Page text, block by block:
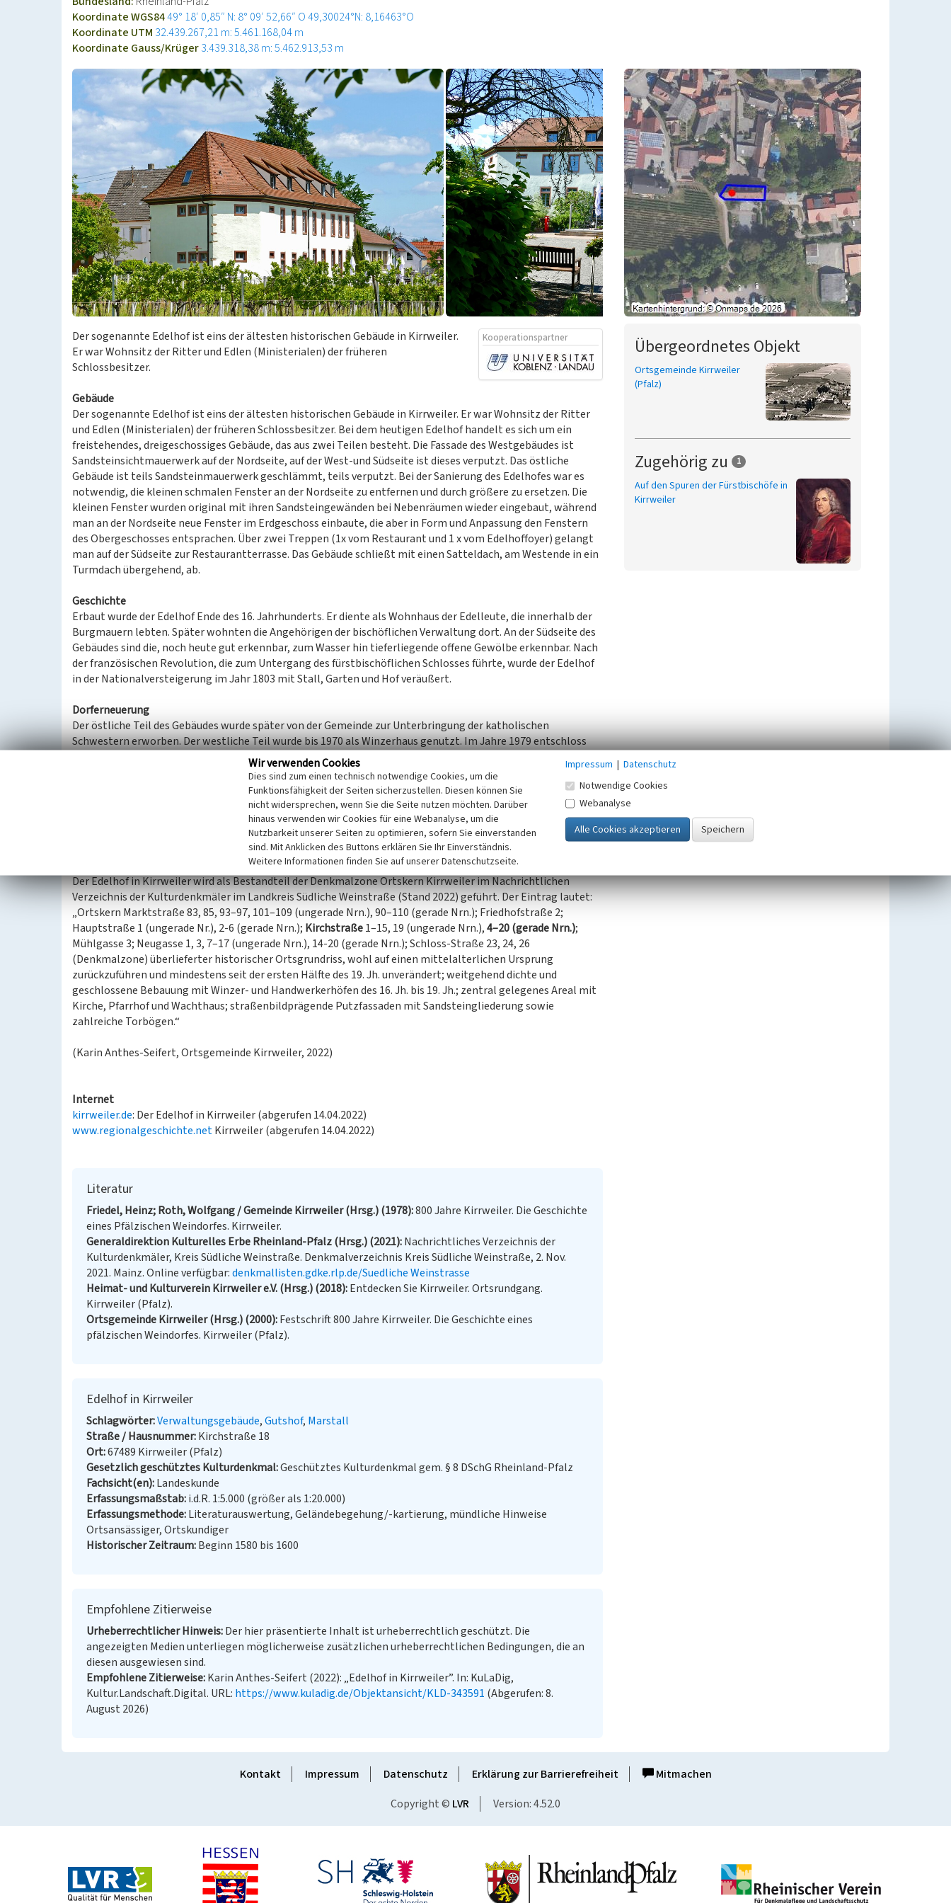
Koordinate WGS8449° 18′ 0,85″ N: 8° 09′ 52,66″ O49,30024°N: 8,16463°O
Koordinate UTM 32.439.267,21 m: 5.461.168,04 m
Koordinate Gauss/Krüger3.439.318,38 m: 5.462.913,53 m
Kooperationspartner
Der sogenannte Edelhof ist eins der ältesten historischen Gebäude in Kirrweiler.
Er war Wohnsitz der Ritter und Edlen (Ministerialen) der früheren
Schlossbesitzer.
Gebäude
Der sogenannte Edelhof ist eins der ältesten historischen Gebäude in Kirrweiler. Er war Wohnsitz der Ritter
und Edlen (Ministerialen) der früheren Schlossbesitzer. Bei dem heutigen Edelhof handelt es sich um ein
freistehendes, dreigeschossiges Gebäude, das aus zwei Teilen besteht. Die Fassade des Westgebäudes ist
Sandsteinsichtmauerwerk auf der Nordseite, auf der West-und Südseite ist dieses verputzt. Das östliche
Gebäude ist teils Sandsteinmauerwerk geschlämmt, teils verputzt. Bei der Sanierung des Edelhofes war es
notwendig, die kleinen schmalen Fenster an der Nordseite zu entfernen und durch größere zu ersetzen. Die
kleinen Fenster wurden original mit ihren Sandsteingewänden bei Nebenräumen wieder eingebaut, während
man an der Nordseite neue Fenster im Erdgeschoss einbaute, die aber in Form und Anpassung den Fenstern
des Obergeschosses entsprachen. Über zwei Treppen (1x vom Restaurant und 1 x vom Edelhoffoyer) gelangt
man auf der Südseite zur Restaurantterrasse. Das Gebäude schließt mit einen Satteldach, am Westende in ein
Turmdach übergehend, ab.
Geschichte
Erbaut wurde der Edelhof Ende des 16. Jahrhunderts. Er diente als Wohnhaus der Edelleute, die innerhalb der
Burgmauern lebten. Später wohnten die Angehörigen der bischöflichen Verwaltung dort. An der Südseite des
Gebäudes sind die, noch heute gut erkennbar, zum Wasser hin tieferliegende offene Gewölbe erkennbar. Nach
der französischen Revolution, die zum Untergang des fürstbischöflichen Schlosses führte, wurde der Edelhof
in der Nationalversteigerung im Jahr 1803 mit Stall, Garten und Hof veräußert.
Dorferneuerung
Der östliche Teil des Gebäudes wurde später von der Gemeinde zur Unterbringung der katholischen
Schwestern erworben. Der westliche Teil wurde bis 1970 als Winzerhaus genutzt. Im Jahre 1979 entschloss
sich die Gemeinde das Gebäude als Dorfgemeinschaftshaus zu nutzen. In der Dorferneuerungsplanung wurde
die Linie zwischen Rathaus, Kirche und Edelhof als Achse der Dorferneuerung genannt. Der Edelhof
beherbergt nach seiner Generalsanierung von 1996-2001 einen Festsaal im Obergeschoss und ein Foyer für
private Feiern, Seminare und kulturelle Veranstaltungen. Im westlichen Erdgeschoss befindet sich ein
Restaurant. Das Dachgeschoss beherbergt die Bücherei und den Raum der Vereine. Der östliche Teil des
Gebäudes dient als Begegnungsstätte der katholischen Kirche.
Der Edelhof in Kirrweiler wird als Bestandteil der Denkmalzone Ortskern Kirrweiler im Nachrichtlichen
Verzeichnis der Kulturdenkmäler im Landkreis Südliche Weinstraße (Stand 2022) geführt. Der Eintrag lautet:
„Ortskern Marktstraße 83, 85, 93–97, 101–109 (ungerade Nrn.), 90–110 (gerade Nrn.); Friedhofstraße 2;
Hauptstraße 1 (ungerade Nr.), 2-6 (gerade Nrn.); Kirchstraße1–15, 19 (ungerade Nrn.),4–20 (gerade Nrn.);
Mühlgasse 3; Neugasse 1, 3, 7–17 (ungerade Nrn.), 14-20 (gerade Nrn.); Schloss-Straße 23, 24, 26
(Denkmalzone) überlieferter historischer Ortsgrundriss, wohl auf einen mittelalterlichen Ursprung
zurückzuführen und mindestens seit der ersten Hälfte des 19. Jh. unverändert; weitgehend dichte und
geschlossene Bebauung mit Winzer- und Handwerkerhöfen des 16. Jh. bis 19. Jh.; zentral gelegenes Areal mit
Kirche, Pfarrhof und Wachthaus; straßenbildprägende Putzfassaden mit Sandsteingliederung sowie
zahlreiche Torbögen.“
(Karin Anthes-Seifert, Ortsgemeinde Kirrweiler, 2022)
Internet
kirrweiler.de: Der Edelhof in Kirrweiler (abgerufen 14.04.2022)
www.regionalgeschichte.netKirrweiler (abgerufen 14.04.2022)
Literatur
Friedel, Heinz; Roth, Wolfgang / Gemeinde Kirrweiler (Hrsg.) (1978) 800 Jahre Kirrweiler. Die Geschichte
eines Pfälzischen Weindorfes. Kirrweiler.
Generaldirektion Kulturelles Erbe Rheinland-Pfalz (Hrsg.) (2021) Nachrichtliches Verzeichnis der
Kulturdenkmäler, Kreis Südliche Weinstraße. Denkmalverzeichnis Kreis Südliche Weinstraße, 2. Nov.
2021. Mainz. Online verfügbar:denkmallisten.gdke.rlp.de/Suedliche Weinstrasse
Heimat- und Kulturverein Kirrweiler e.V. (Hrsg.) (2018) Entdecken Sie Kirrweiler. Ortsrundgang.
Kirrweiler (Pfalz).
Ortsgemeinde Kirrweiler (Hrsg.) (2000) Festschrift 800 Jahre Kirrweiler. Die Geschichte eines
pfälzischen Weindorfes. Kirrweiler (Pfalz).
Edelhof in Kirrweiler
Schlagwörter Verwaltungsgebäude Gutshof Marstall
Straße / Hausnummer Kirchstraße 18
Ort 67489 Kirrweiler (Pfalz)
Gesetzlich geschütztes Kulturdenkmal Geschütztes Kulturdenkmal gem. § 8 DSchG Rheinland-Pfalz
Fachsicht(en) Landeskunde
Erfassungsmaßstab i.d.R. 1:5.000 (größer als 1:20.000)
Erfassungsmethode Literaturauswertung, Geländebegehung/-kartierung, mündliche Hinweise
Ortsansässiger, Ortskundiger
Historischer Zeitraum Beginn 1580 bis 1600
Empfohlene Zitierweise
Urheberrechtlicher Hinweis Der hier präsentierte Inhalt ist urheberrechtlich geschützt. Die
angezeigten Medien unterliegen möglicherweise zusätzlichen urheberrechtlichen Bedingungen, die an
diesen ausgewiesen sind.
Empfohlene Zitierweise Karin Anthes-Seifert (2022): „Edelhof in Kirrweiler”. In: KuLaDig,
Kultur.Landschaft.Digital. URL: https://www.kuladig.de/Objektansicht/KLD-343591 (Abgerufen: 8.
August 2026)
Übergeordnetes Objekt
Ortsgemeinde Kirrweiler
(Pfalz)
Zugehörig zu 1
Auf den Spuren der Fürstbischöfe in
Kirrweiler
Kontakt Impressum Datenschutz Erklärung zur Barrierefreiheit
Mitmachen
Copyright © LVR Version: 4.52.0
Wir verwenden Cookies
Dies sind zum einen technisch notwendige Cookies, um die
Funktionsfähigkeit der Seiten sicherzustellen. Diesen können Sie
nicht widersprechen, wenn Sie die Seite nutzen möchten. Darüber
hinaus verwenden wir Cookies für eine Webanalyse, um die
Nutzbarkeit unserer Seiten zu optimieren, sofern Sie einverstanden
sind. Mit Anklicken des Buttons erklären Sie Ihr Einverständnis.
Weitere Informationen finden Sie auf unserer Datenschutzseite.
Impressum | Datenschutz
Notwendige Cookies
Webanalyse